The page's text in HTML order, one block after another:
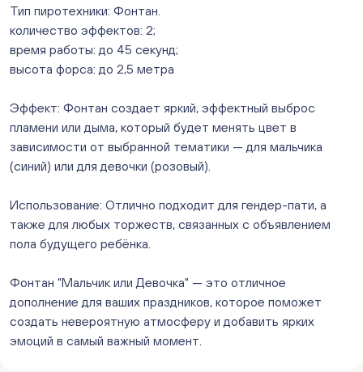
Слава. Копейск, пр.Славы 8/1 (Копейск, пр. Славы
8/1, ТЦ "Слава")
ежедневно с 10:00 до 20:00
Мало
Слон. Миасс, Автозаводцев (ТК Слон, г. Миасс)
Сталеваров 5(ЦВЕТЫ) (г. Челябинск, ул. Сталеваров
5/3)
ежедневно с 10:00 до 20:00
Мало
Тип пиротехники: Фонтан.
количество эффектов: 2;
время работы: до 45 секунд;
высота форса: до 2,5 метра
Эффект: Фонтан создает яркий, эффектный выброс
пламени или дыма, который будет менять цвет в
зависимости от выбранной тематики — для мальчика
(синий) или для девочки (розовый).
Использование: Отлично подходит для гендер-пати, а
также для любых торжеств, связанных с объявлением
пола будущего ребёнка.
Фонтан "Мальчик или Девочка" — это отличное
дополнение для ваших праздников, которое поможет
создать невероятную атмосферу и добавить ярких
эмоций в самый важный момент.